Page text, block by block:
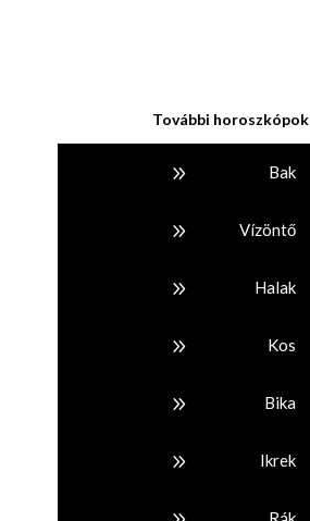
További horoszkópok
9 Bak
9 Vízöntő
9 Halak
9 Kos
9 Bika
9 Ikrek